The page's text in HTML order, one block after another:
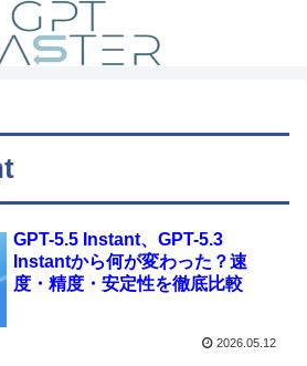
GPT-5.5 Instant、GPT-5.3
Instantから何が変わった？速
度・精度・安定性を徹底比較
2026.05.12